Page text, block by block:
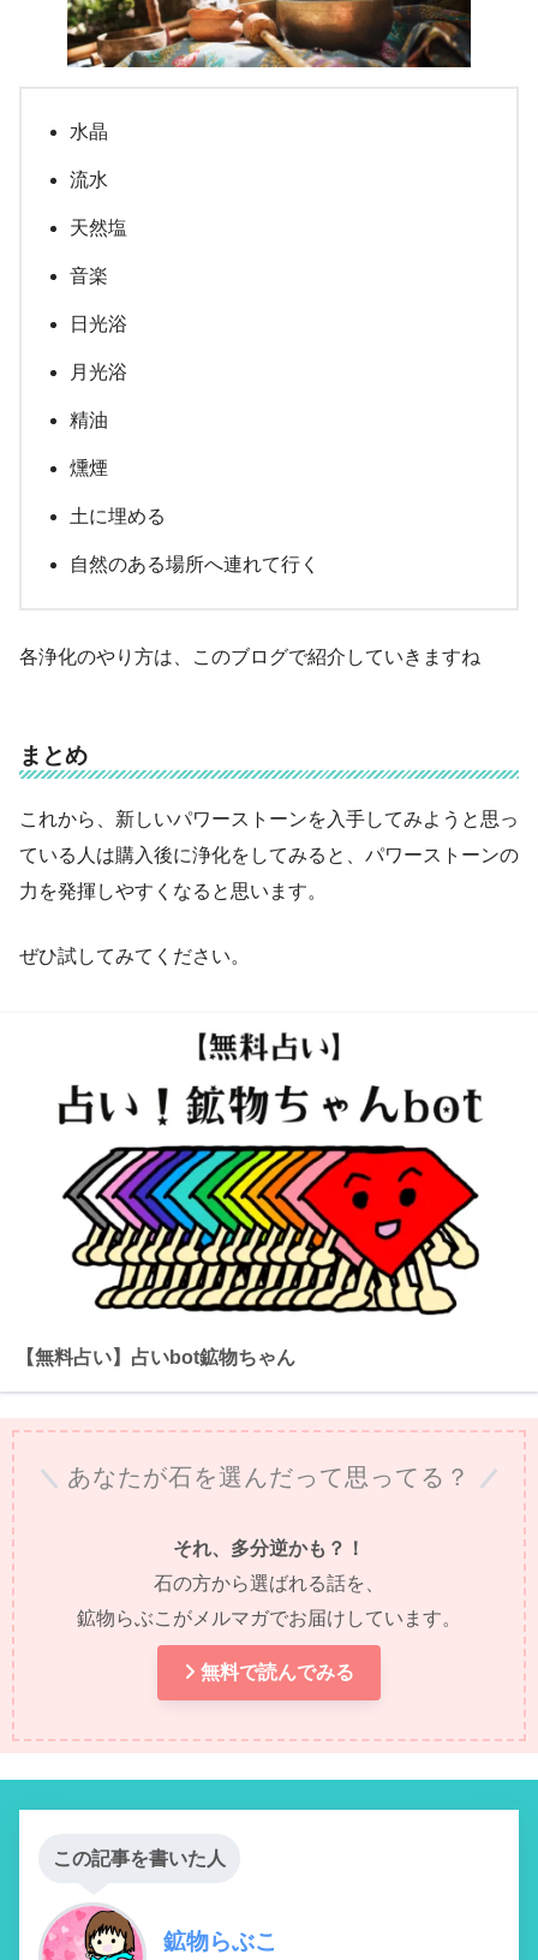
水晶
流水
天然塩
音楽
日光浴
月光浴
精油
燻煙
土に埋める
自然のある場所へ連れて行く
各浄化のやり方は、このブログで紹介していきますね
まとめ
これから、新しいパワーストーンを入手してみようと思っ
ている人は購入後に浄化をしてみると、パワーストーンの
力を発揮しやすくなると思います。
ぜひ試してみてください。
【無料占い】占いbot鉱物ちゃん
あなたが石を選んだって思ってる？
それ、多分逆かも？！
石の方から選ばれる話を、
鉱物らぶこがメルマガでお届けしています。
無料で読んでみる
この記事を書いた人
鉱物らぶこ